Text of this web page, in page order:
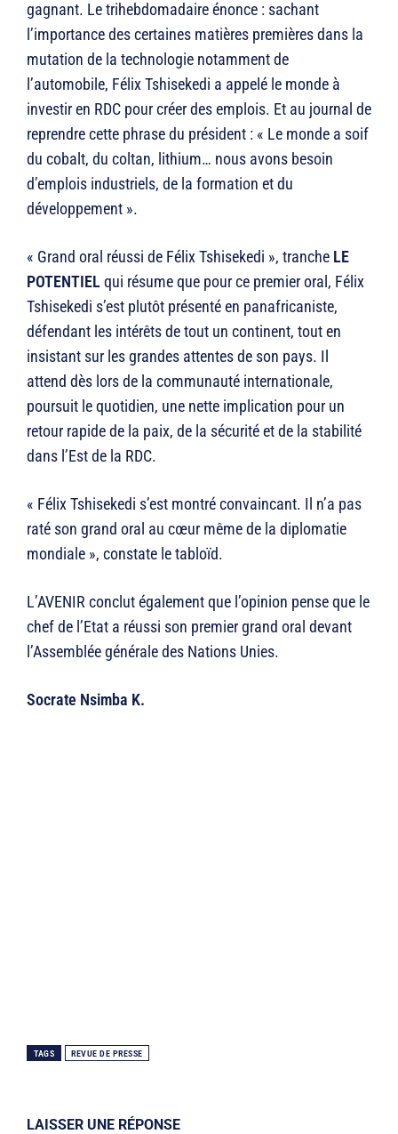
gagnant. Le trihebdomadaire énonce : sachant
l’importance des certaines matières premières dans la
mutation de la technologie notamment de
l’automobile, Félix Tshisekedi a appelé le monde à
investir en RDC pour créer des emplois. Et au journal de
reprendre cette phrase du président : « Le monde a soif
du cobalt, du coltan, lithium… nous avons besoin
d’emplois industriels, de la formation et du
développement ».
« Grand oral réussi de Félix Tshisekedi », tranche LE
POTENTIELqui résume que pour ce premier oral, Félix
Tshisekedi s’est plutôt présenté en panafricaniste,
défendant les intérêts de tout un continent, tout en
insistant sur les grandes attentes de son pays. Il
attend dès lors de la communauté internationale,
poursuit le quotidien, une nette implication pour un
retour rapide de la paix, de la sécurité et de la stabilité
dans l’Est de la RDC.
« Félix Tshisekedi s’est montré convaincant. Il n’a pas
raté son grand oral au cœur même de la diplomatie
mondiale », constate le tabloïd.
L’AVENIR conclut également que l’opinion pense que le
chef de l’Etat a réussi son premier grand oral devant
l’Assemblée générale des Nations Unies.
Socrate Nsimba K.
TAGS REVUE DE PRESSE
LAISSER UNE RÉPONSE